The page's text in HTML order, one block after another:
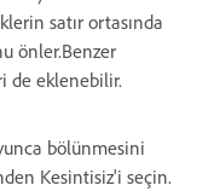
satır ortasında
önler.Benzer
de eklenebilir.
bölünmesini
Kesintisiz'i seçin.